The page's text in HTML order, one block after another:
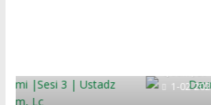
1-02-2021
admin 0